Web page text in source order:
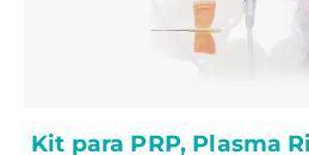
Kit para PRP, Plasma